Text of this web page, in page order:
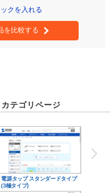
クを入れる
を比較する
テゴリページ
電源タップ スタンダードタイプ
(3極タイプ)